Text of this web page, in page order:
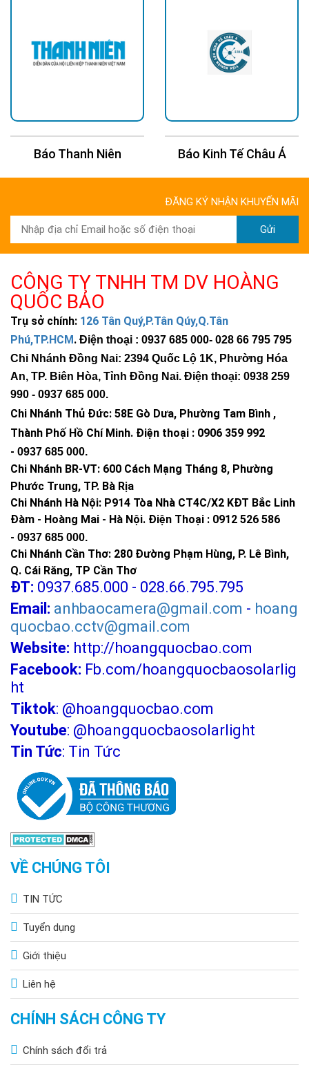
Báo Thanh Niên Báo Kinh Tế Châu Á
ĐĂNG KÝ NHẬN KHUYẾN MÃI
Gửi
CÔNG TY TNHH TM DV HOÀNG
QUỐC BẢO
Trụ sở chính: 126 Tân Quý,P.Tân Qúy,Q.Tân
Phú,TP.HCM. Điện thoại : 0937 685 000- 028 66 795 795
Chi Nhánh Đồng Nai: 2394 Quốc Lộ 1K, Phường Hóa
An, TP. Biên Hòa, Tỉnh Đồng Nai. Điện thoại: 0938 259
990 - 0937 685 000.
Chi Nhánh Thủ Đức: 58E Gò Dưa, Phường Tam Bình ,
Thành Phố Hồ Chí Minh. Điện thoại : 0906 359 992
- 0937 685 000.
Chi Nhánh BR-VT: 600 Cách Mạng Tháng 8, Phường
Phước Trung, TP. Bà Rịa
Chi Nhánh Hà Nội: P914 Tòa Nhà CT4C/X2 KĐT Bắc Linh
Đàm - Hoàng Mai - Hà Nội. Điện Thoại : 0912 526 586
- 0937 685 000.
Chi Nhánh Cần Thơ: 280 Đường Phạm Hùng, P. Lê Bình,
Q. Cái Răng, TP Cần Thơ
ĐT: 0937.685.000 - 028.66.795.795
Email: anhbaocamera@gmail.com - hoang
quocbao.cctv@gmail.com
Website: http://hoangquocbao.com
Facebook: Fb.com/hoangquocbaosolarlig
ht
Tiktok: @hoangquocbao.com
Youtube: @hoangquocbaosolarlight
Tin Tức: Tin Tức
VỀ CHÚNG TÔI
TIN TỨC
Tuyển dụng
Giới thiệu
Liên hệ
CHÍNH SÁCH CÔNG TY
Chính sách đổi trả